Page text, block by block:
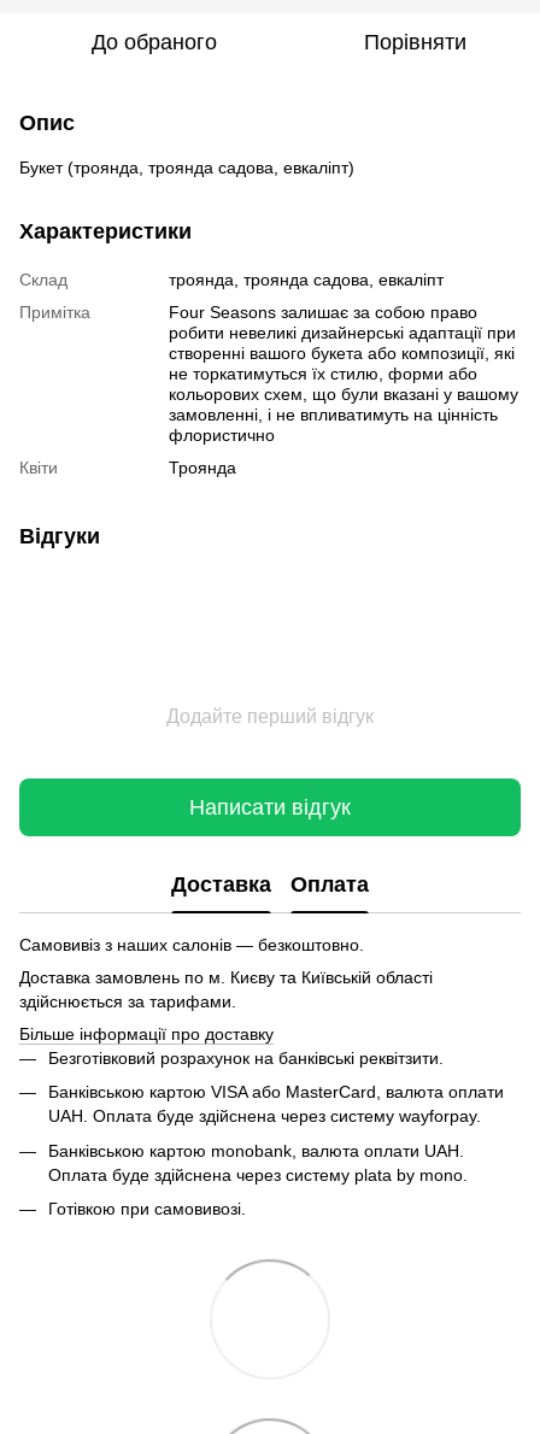
До обраного Порівняти
Опис
Букет (троянда, троянда садова, евкаліпт)
Характеристики
Склад
троянда, троянда садова, евкаліпт
Примітка
Four Seasons залишає за собою право
робити невеликі дизайнерські адаптації при
створенні вашого букета або композиції, які
не торкатимуться їх стилю, форми або
кольорових схем, що були вказані у вашому
замовленні, і не впливатимуть на цінність
флористично
Квіти
Троянда
Відгуки
Додайте перший відгук
Написати відгук
Доставка Оплата
Самовивіз з наших салонів — безкоштовно.
Доставка замовлень по м. Києву та Київській області
здійснюється за тарифами.
Більше інформації про доставку
Безготівковий розрахунок на банківські реквітзити.
Банківською картою VISA або MasterCard, валюта оплати
UAH. Оплата буде здійснена через систему wayforpay.
Банківською картою monobank, валюта оплати UAH.
Оплата буде здійснена через систему plata by mono.
Готівкою при самовивозі.